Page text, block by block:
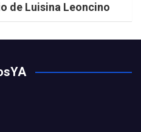
de Luisina Leoncino